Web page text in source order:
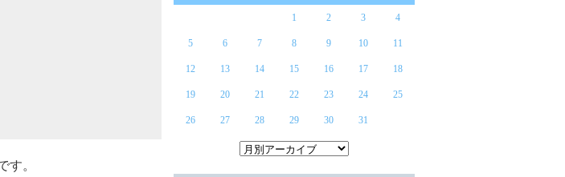
す。
1 2 3 4
5 6 7 8 9 10 11
12 13 14 15 16 17 18
19 20 21 22 23 24 25
26 27 28 29 30 31